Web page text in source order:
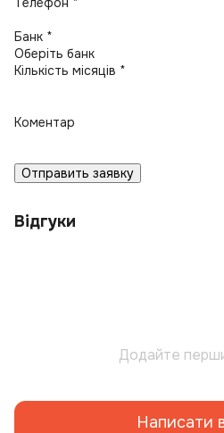
Банк *
Кількість місяців *
Коментар
Отправить заявку
Відгуки
Додайте
Написати